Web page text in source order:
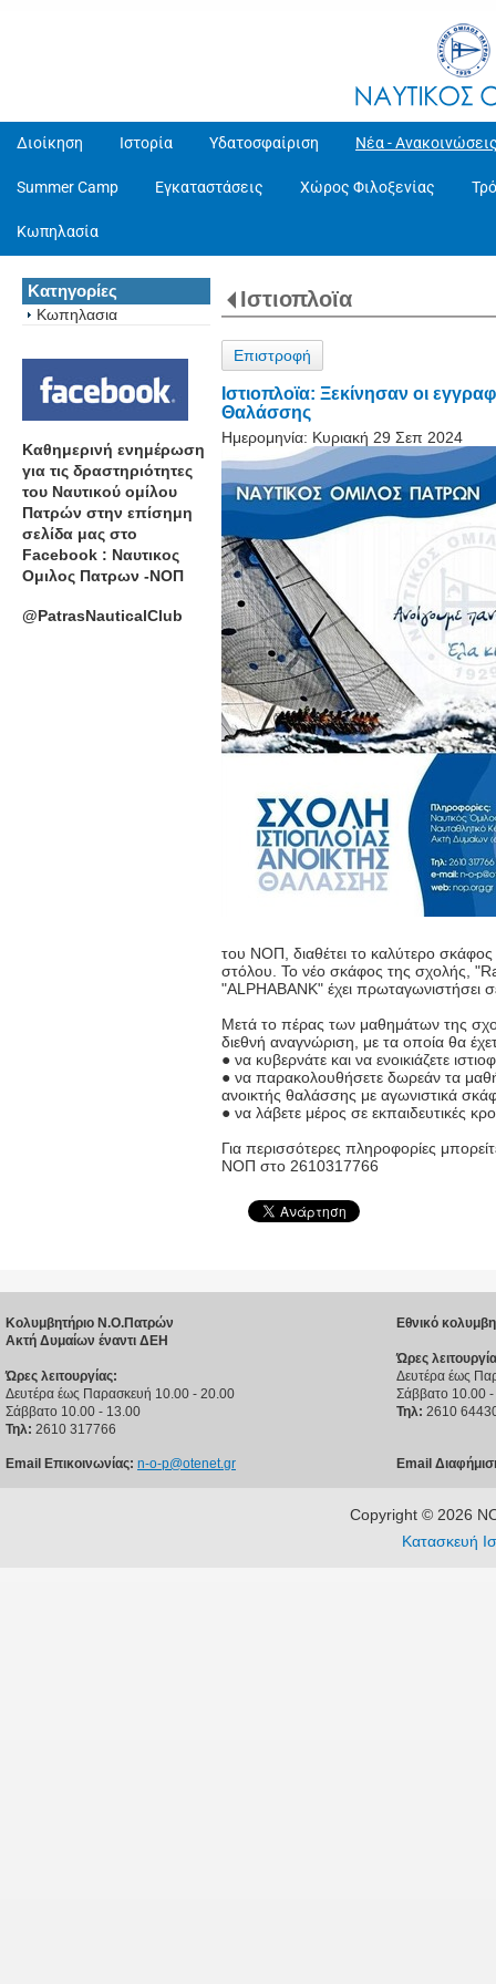
Διοίκηση Ιστορία Υδατοσφαίριση Νέα -
Summer Camp Εγκαταστάσεις Χώρος Φιλοξενίας
Κωπηλασία
Κατηγορίες
Κωπηλασια
Καθημερινή ενημέρωση
για τις δραστηριότητες
του Ναυτικού ομίλου
Πατρών στην επίσημη
σελίδα μας στο
Facebook : Ναυτικος
Ομιλος Πατρων -ΝΟΠ
@PatrasNauticalClub
Ιστιοπλοϊα
Επιστροφή
Ιστιοπλοϊα: Ξεκίνησαν οι
Θαλάσσης
Ημερομηνία: Κυριακή 29 Σεπ 2024
του ΝΟΠ, διαθέτει το καλύτερο
στόλου. Το νέο σκάφος της σχολής,
"ALPHABANK" έχει πρωταγωνιστήσει
Μετά το πέρας των μαθημάτων της
διεθνή αναγνώριση, με τα οποία θα
● να κυβερνάτε και να ενοικιάζετε
● να παρακολουθήσετε δωρεάν τα
ανοικτής θαλάσσης με αγωνιστικά
● να λάβετε μέρος σε εκπαιδευτικές
Για περισσότερες πληροφορίες
ΝΟΠ στο 2610317766
Κολυμβητήριο Ν.Ο.Πατρών
Ακτή Δυμαίων έναντι ΔΕΗ
Ώρες λειτουργίας:
Δευτέρα έως Παρασκευή 10.00 - 20.00
Σάββατο 10.00 - 13.00
Τηλ: 2610 317766
Email Επικοινωνίας: n-o-p@otenet.gr
Εθνικό
Ώρες
Δευτέρα έως
Σάββατο 10.00
Τηλ: 2610
Email
Copyright © 2026
Κατασκευή